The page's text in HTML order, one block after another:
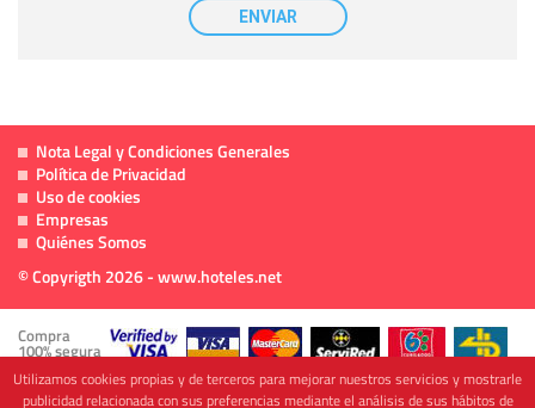
nuestra entidad que esté debidamente autorizado podrá
tener conocimiento de la información que le pedimos. No se
comunicarán datos a terceros.
política de privacidad
ENVIAR
Nota Legal y Condiciones Generales
Política de Privacidad
Uso de cookies
Empresas
Quiénes Somos
© Copyrigth 2026 - www.hoteles.net
Compra
100% segura
Utilizamos cookies propias y de terceros para mejorar nuestros servicios y mostrarle
publicidad relacionada con sus preferencias mediante el análisis de sus hábitos de